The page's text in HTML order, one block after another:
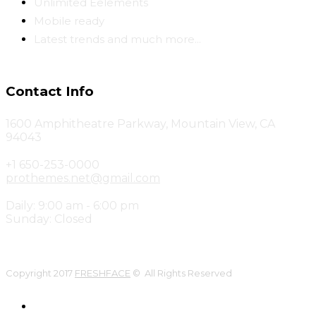
Unlimited Eelements
Mobile ready
Latest trends and much more...
Contact Info
1600 Amphitheatre Parkway, Mountain View, CA
94043
+1 650-253-0000
prothemes.net@gmail.com
Daily: 9:00 am - 6:00 pm
Sunday: Closed
Copyright 2017 FRESHFACE © All Rights Reserved